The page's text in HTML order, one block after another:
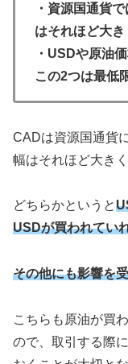
・資源国通貨
はそれほど大き
・USDや原油
この2つは最低
CADは資源国通貨
幅はそれほど大き
どちらかというと
USDが買われてい
その他にも影響を
こちらも原油が買
ので、取引する際